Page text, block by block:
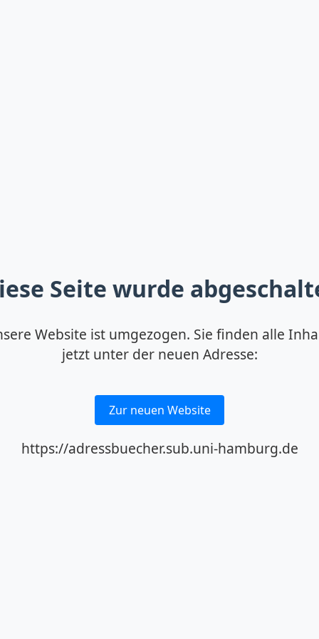
Seite wurde
Website ist umgezogen. Sie finden alle
jetzt unter der neuen Adresse:
Zur neuen Website
https://adressbuecher.sub.uni-hamburg.de